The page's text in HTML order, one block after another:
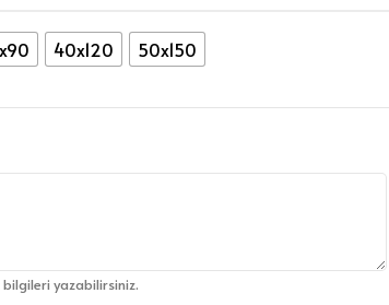
40x120 50x150
yazabilirsiniz.